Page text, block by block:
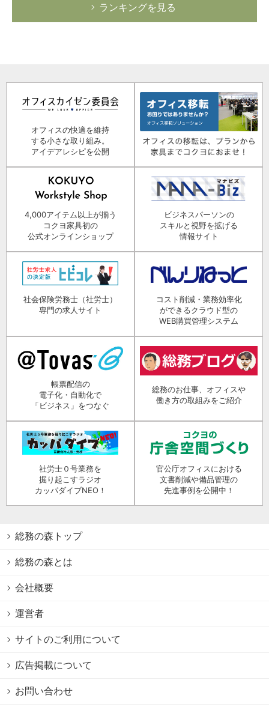
ランキングを見る
オフィスの快適を維持
する小さな取り組み。
アイデアレシピを公開
4,000アイテム以上が揃う
コクヨ家具初の
公式オンラインショップ
ビジネスパーソンの
スキルと視野を拡げる
情報サイト
社会保険労務士（社労士）
専門の求人サイト
コスト削減・業務効率化
ができるクラウド型の
WEB購買管理システム
帳票配信の
電子化・自動化で
「ビジネス」をつなぐ
総務のお仕事、オフィスや
働き方の取組みをご紹介
社労士０号業務を
掘り起こすラジオ
カッパダイブNEO！
官公庁オフィスにおける
文書削減や備品管理の
先進事例を公開中！
総務の森トップ
総務の森とは
会社概要
運営者
サイトのご利用について
広告掲載について
お問い合わせ